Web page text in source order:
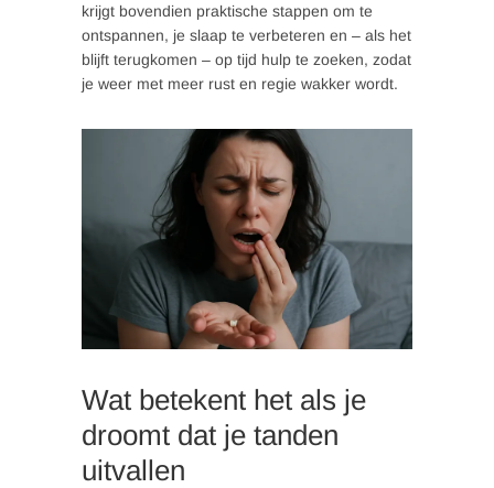
krijgt bovendien praktische stappen om te
ontspannen, je slaap te verbeteren en – als het
blijft terugkomen – op tijd hulp te zoeken, zodat
je weer met meer rust en regie wakker wordt.
Wat betekent het als je
droomt dat je tanden
uitvallen